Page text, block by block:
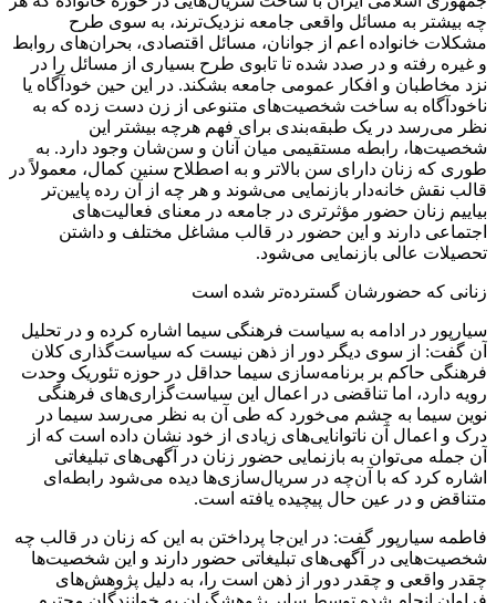
چه بیشتر به مسائل واقعی جامعه نزدیک‌ترند، به سوی طرح
مشکلات خانواده اعم از جوانان، مسائل اقتصادی، بحران‌های روابط
و غیره رفته و در صدد شده تا تابوی طرح بسیاری از مسائل را در
نزد مخاطبان و افکار عمومی جامعه بشکند. در این حین خودآگاه یا
ناخودآگاه به ساخت شخصیت‌های متنوعی از زن دست زده که به
نظر می‌رسد در یک طبقه‌بندی برای فهم هرچه بیشتر این
شخصیت‌ها، رابطه مستقیمی میان آنان و سن‌شان وجود دارد. به
طوری که زنان دارای سن بالاتر و به اصطلاح سنین کمال، معمولاً در
قالب نقش خانه‌دار بازنمایی می‌شوند و هر چه از آن رده پایین‌تر
بیاییم زنان حضور مؤثرتری در جامعه در معنای فعالیت‌های
اجتماعی دارند و این حضور در قالب مشاغل مختلف و داشتن
تحصیلات عالی بازنمایی می‌شود.
زنانی که حضورشان گسترده‌تر شده است
سیارپور در ادامه به سیاست‌ فرهنگی سیما اشاره کرده و در تحلیل
آن گفت: از سوی دیگر دور از ذهن نیست که سیاست‌گذاری کلان
فرهنگی حاکم بر برنامه‌سازی سیما حداقل در حوزه تئوریک وحدت
رویه دارد، اما تناقضی در اعمال این سیاست‌گزاری‌های فرهنگی
نوین سیما به چشم می‌خورد که طی آن به نظر می‌رسد سیما در
درک و اعمال آن ناتوانایی‌های زیادی از خود نشان داده است که از
آن جمله می‌توان به بازنمایی حضور زنان در آگهی‌های تبلیغاتی
اشاره کرد که با آن‌چه در سریال‌سازی‌ها دیده می‌شود رابطه‌ای
متناقض و در عین حال پیچیده یافته است.
فاطمه سیارپور گفت: در این‌جا پرداختن به این که زنان در قالب چه
شخصیت‌هایی در آگهی‌های تبلیغاتی حضور دارند و این شخصیت‌ها
چقدر واقعی و چقدر دور از ذهن است را، به دلیل پژوهش‌های